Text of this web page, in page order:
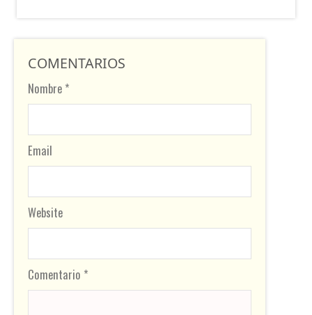
COMENTARIOS
Nombre *
Email
Website
Comentario *